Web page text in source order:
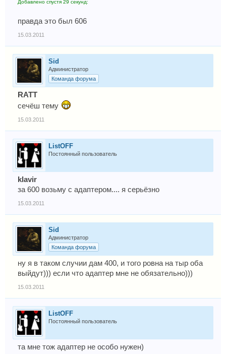
Добавлено спустя 29 секунд:
правда это был 606
15.03.2011
Sid
Администратор
Команда форума
RATT
сечёш тему
15.03.2011
ListOFF
Постоянный пользователь
klavir
за 600 возьму с адаптером.... я серьёзно
15.03.2011
Sid
Администратор
Команда форума
ну я в таком случии дам 400, и того ровна на тыр оба
выйдут))) если что адаптер мне не обязательно)))
15.03.2011
ListOFF
Постоянный пользователь
та мне тож адаптер не особо нужен)